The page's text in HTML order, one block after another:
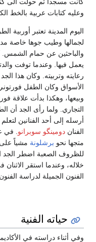
كانت مسجداً ثم حولت الى
وعليه كتابات عربية بالخط
اليوم المدينة تعتبر أوربية
لجمالها وطيب جوها خاصة
والباحثين عن حمام الشمس.
رعايته وتربيته. وكان هذا
الأسواق وكان الطفل
وبيعها، وهكذا بدأت علاقة
التجاري. ولما رأى الجد أن
أرسله إلى أحد الفنانين
الفنان دومينگو سوبرانو
متجها نحو برشلونة مشياً على
للظروف الصعبة اضطر
خلاله، وعندما استقر
الفنون الجميلة لدراسة الفنون
حياته الفنية
وفي أثناء دراسته في